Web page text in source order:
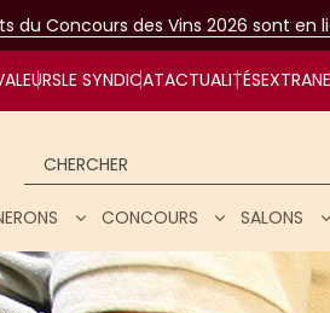
du Concours des Vins 2026 sont en
LE SYNDICATACTUALITÉS
nos vins
CONCOURS SALONS